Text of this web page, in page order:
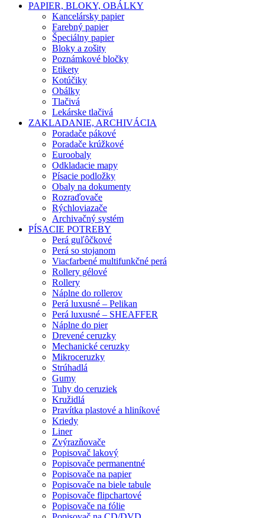
PAPIER, BLOKY, OBÁLKY
Kancelársky papier
Farebný papier
Špeciálny papier
Bloky a zošity
Poznámkové bločky
Etikety
Kotúčiky
Obálky
Tlačivá
Lekárske tlačivá
ZAKLADANIE, ARCHIVÁCIA
Poradače pákové
Poradače krúžkové
Euroobaly
Odkladacie mapy
Písacie podložky
Obaly na dokumenty
Rozraďovače
Rýchloviazače
Archivačný systém
PÍSACIE POTREBY
Perá guľôčkové
Perá so stojanom
Viacfarbené multifunkčné perá
Rollery gélové
Rollery
Náplne do rollerov
Perá luxusné – Pelikan
Perá luxusné – SHEAFFER
Náplne do pier
Drevené ceruzky
Mechanické ceruzky
Mikroceruzky
Strúhadlá
Gumy
Tuhy do ceruziek
Kružidlá
Pravítka plastové a hliníkové
Kriedy
Liner
Zvýrazňovače
Popisovač lakový
Popisovače permanentné
Popisovače na papier
Popisovače na biele tabule
Popisovače flipchartové
Popisovače na fólie